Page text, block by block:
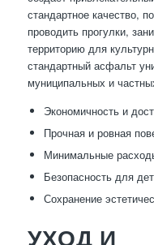
стандартное качество,
проводить прогулки,
территорию для
стандартный асфальт
муниципальных и
Экономичность и
Прочная и ровная
Минимальные
Безопасность для
Сохранение
УХОД И